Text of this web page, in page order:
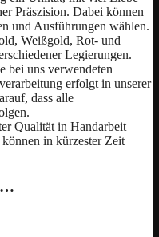
Präszision. Dabei können
und Ausführungen wählen.
Weißgold, Rot- und
Legierungen.
bei uns verwendeten
erfolgt in unserer
dass alle
Qualität in Handarbeit –
in kürzester Zeit
…